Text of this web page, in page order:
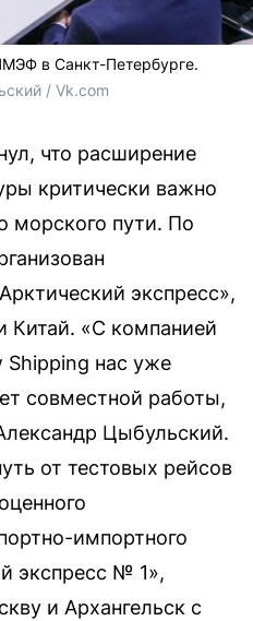
в Санкт-Петербурге.
/ Vk.com
что расширение
критически важно
морского пути. По
экспресс»,
«С компанией
Shipping нас уже
совместной работы,
Цыбульский.
от тестовых рейсов
импортного
экспресс № 1»,
и Архангельск с